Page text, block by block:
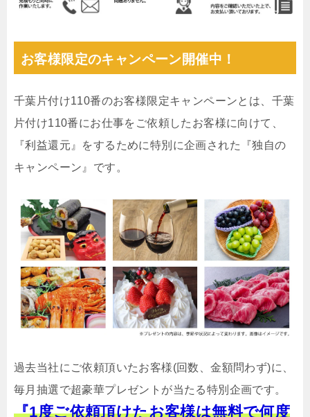
お客様限定のキャンペーン開催中！
千葉片付け110番のお客様限定キャンペーンとは、千葉
片付け110番にお仕事をご依頼したお客様に向けて、
『利益還元』をするために特別に企画された『独自の
キャンペーン』です。
過去当社にご依頼頂いたお客様(回数、金額問わず)に、
毎月抽選で超豪華プレゼントが当たる特別企画です。
『1度ご依頼頂けたお客様は無料で何度